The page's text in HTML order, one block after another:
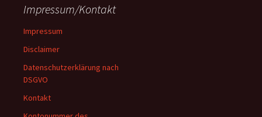
Impressum/Kontakt
Impressum
Disclaimer
Datenschutzerklärung nach
DSGVO
Kontakt